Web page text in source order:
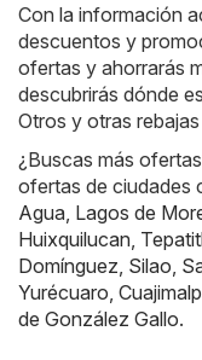
Con la información
descuentos y
ofertas y ahorrarás
descubrirás dónde
Otros y otras
¿Buscas más
ofertas de ciudades
Agua Lagos de
Huixquilucan
Domínguez Silao
Yurécuaro
de González Gallo.